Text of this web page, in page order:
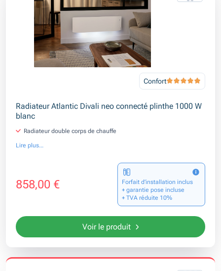
Confort
Radiateur Atlantic Divali neo connecté plinthe 1000 W
blanc
Radiateur double corps de chauffe
Lire plus...
858,00 €
Forfait d’installation inclus
+ garantie pose incluse
+ TVA réduite 10%
Voir le produit